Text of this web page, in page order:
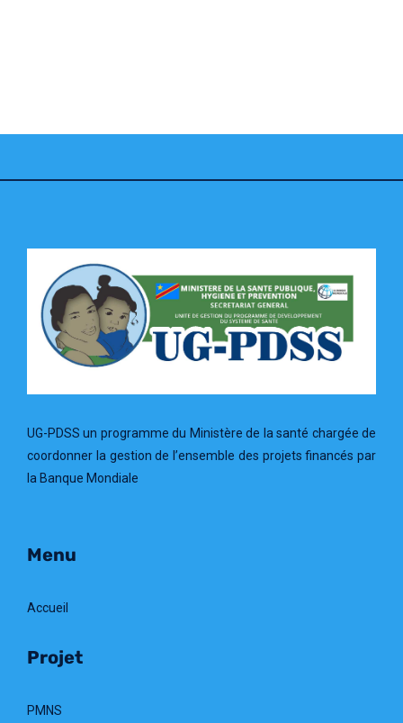
UG-PDSS un programme du Ministère de la santé chargée de
coordonner la gestion de l’ensemble des projets financés par
la Banque Mondiale
Menu
Accueil
Projet
PMNS